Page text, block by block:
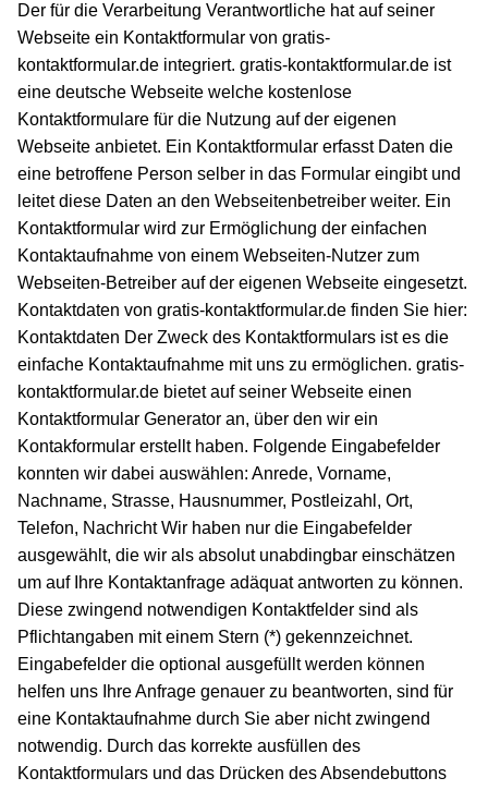
Der für die Verarbeitung Verantwortliche hat auf seiner
Webseite ein Kontaktformular von gratis-
kontaktformular.de integriert. gratis-kontaktformular.de ist
eine deutsche Webseite welche kostenlose
Kontaktformulare für die Nutzung auf der eigenen
Webseite anbietet. Ein Kontaktformular erfasst Daten die
eine betroffene Person selber in das Formular eingibt und
leitet diese Daten an den Webseitenbetreiber weiter. Ein
Kontaktformular wird zur Ermöglichung der einfachen
Kontaktaufnahme von einem Webseiten-Nutzer zum
Webseiten-Betreiber auf der eigenen Webseite eingesetzt.
Kontaktdaten von gratis-kontaktformular.de finden Sie hier:
Kontaktdaten Der Zweck des Kontaktformulars ist es die
einfache Kontaktaufnahme mit uns zu ermöglichen. gratis-
kontaktformular.de bietet auf seiner Webseite einen
Kontaktformular Generator an, über den wir ein
Kontakformular erstellt haben. Folgende Eingabefelder
konnten wir dabei auswählen: Anrede, Vorname,
Nachname, Strasse, Hausnummer, Postleizahl, Ort,
Telefon, Nachricht Wir haben nur die Eingabefelder
ausgewählt, die wir als absolut unabdingbar einschätzen
um auf Ihre Kontaktanfrage adäquat antworten zu können.
Diese zwingend notwendigen Kontaktfelder sind als
Pflichtangaben mit einem Stern (*) gekennzeichnet.
Eingabefelder die optional ausgefüllt werden können
helfen uns Ihre Anfrage genauer zu beantworten, sind für
eine Kontaktaufnahme durch Sie aber nicht zwingend
notwendig. Durch das korrekte ausfüllen des
Kontaktformulars und das Drücken des Absendebuttons